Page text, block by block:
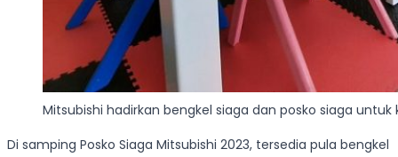
Mitsubishi hadirkan bengkel siaga dan posko siaga
Di samping Posko Siaga Mitsubishi 2023, tersedia pula bengkel